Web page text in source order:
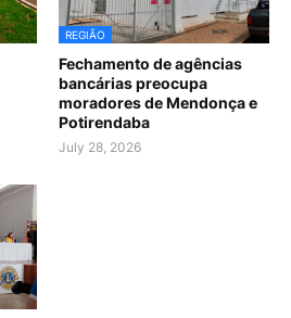
REGIÃO
Fechamento de agências
bancárias preocupa
moradores de Mendonça e
Potirendaba
July 28, 2026